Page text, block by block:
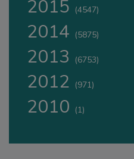
2015 (4547)
2014 (5875)
2013 (6753)
2012 (971)
2010 (1)